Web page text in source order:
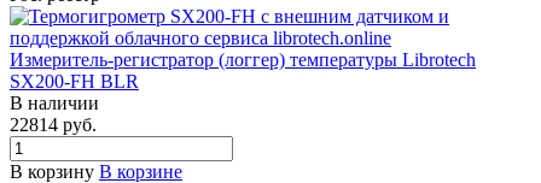
Измеритель-регистратор (логгер) температуры Librotech
SX200-FH BLR
В наличии
22814 руб.
В корзину В корзине